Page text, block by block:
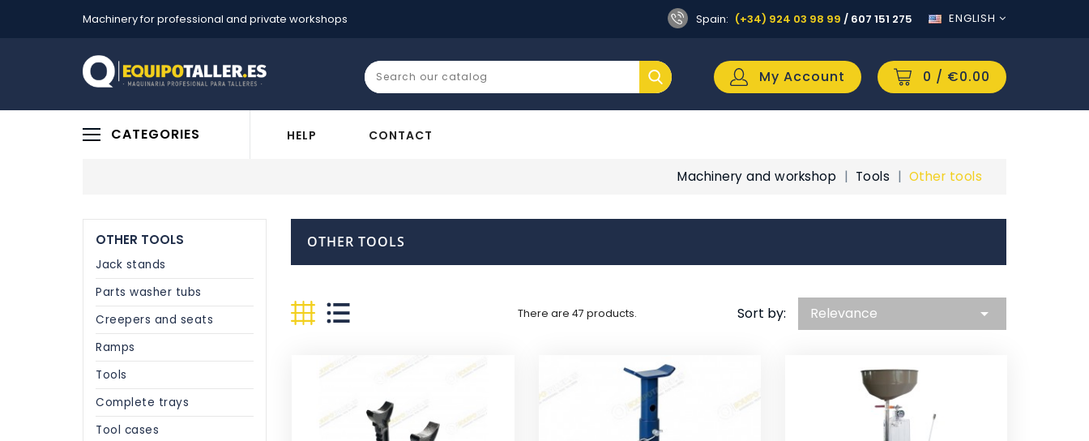
Machinery for professional and private workshops Spain: (+34) 924 03 98 99 / 607 151 275 ENGLISH
0 / €0.00
My Account
CATEGORIES HELP CONTACT
Machinery and workshop Tools Other tools
OTHER TOOLS
Jack stands
Parts washer tubs
Creepers and seats
Ramps
Tools
Complete trays
Tool cases
OTHER TOOLS
There are 47 products. Sort by: Relevance 